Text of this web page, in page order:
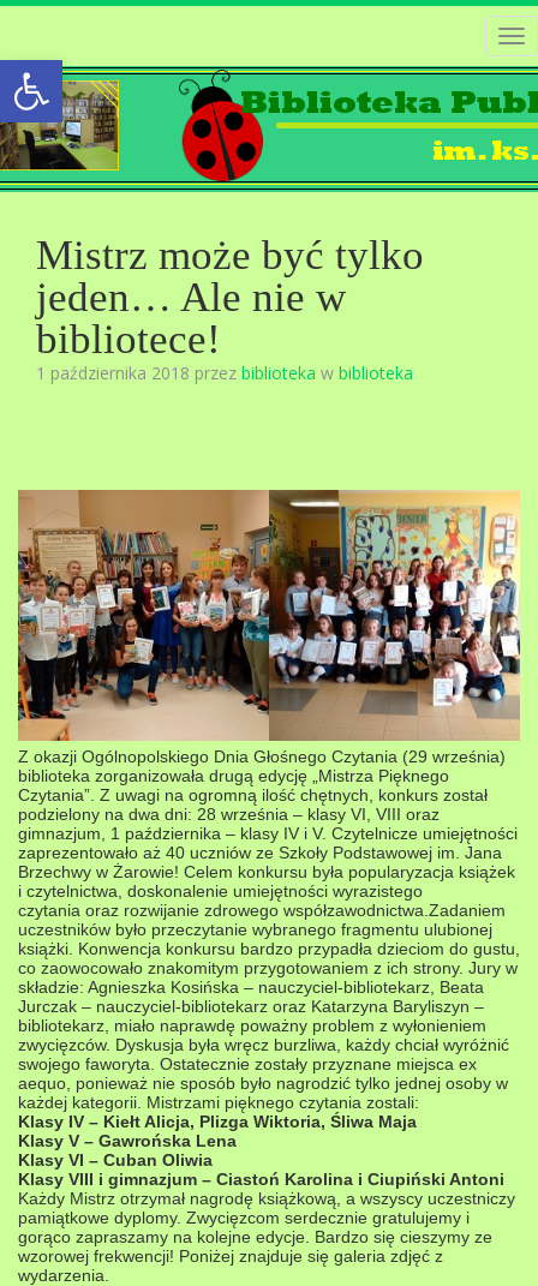
Open toolbar
Mistrz może być tylko
jeden… Ale nie w
bibliotece!
1 października 2018 przez biblioteka w biblioteka
Z okazji Ogólnopolskiego Dnia Głośnego Czytania (29 września)
biblioteka zorganizowała drugą edycję „Mistrza Pięknego
Czytania”. Z uwagi na ogromną ilość chętnych, konkurs został
podzielony na dwa dni: 28 września – klasy VI, VIII oraz
gimnazjum, 1 października – klasy IV i V. Czytelnicze umiejętności
zaprezentowało aż 40 uczniów ze Szkoły Podstawowej im. Jana
Brzechwy w Żarowie! Celem konkursu była popularyzacja książek
i czytelnictwa, doskonalenie umiejętności wyrazistego
czytania oraz rozwijanie zdrowego współzawodnictwa. Zadaniem
uczestników było przeczytanie wybranego fragmentu ulubionej
książki. Konwencja konkursu bardzo przypadła dzieciom do gustu,
co zaowocowało znakomitym przygotowaniem z ich strony. Jury w
składzie: Agnieszka Kosińska – nauczyciel-bibliotekarz, Beata
Jurczak – nauczyciel-bibliotekarz oraz Katarzyna Baryliszyn –
bibliotekarz, miało naprawdę poważny problem z wyłonieniem
zwycięzców. Dyskusja była wręcz burzliwa, każdy chciał wyróżnić
swojego faworyta. Ostatecznie zostały przyznane miejsca ex
aequo, ponieważ nie sposób było nagrodzić tylko jednej osoby w
każdej kategorii. Mistrzami pięknego czytania zostali:
Klasy IV – Kiełt Alicja, Plizga Wiktoria, Śliwa Maja
Klasy V – Gawrońska Lena
Klasy VI – Cuban Oliwia
Klasy VIII i gimnazjum – Ciastoń Karolina i Ciupiński Antoni
Każdy Mistrz otrzymał nagrodę książkową, a wszyscy uczestniczy
pamiątkowe dyplomy. Zwycięzcom serdecznie gratulujemy i
gorąco zapraszamy na kolejne edycje. Bardzo się cieszymy ze
wzorowej frekwencji! Poniżej znajduje się galeria zdjęć z
wydarzenia.